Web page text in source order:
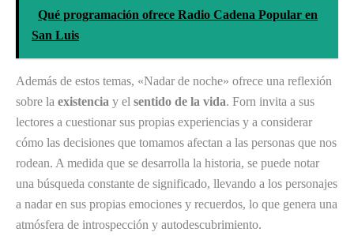
Qué programación ofrece Radio Cadena Popular en
San Luis
Además de estos temas, «Nadar de noche» ofrece una reflexión
sobre la existencia y el sentido de la vida. Forn invita a sus
lectores a cuestionar sus propias experiencias y a considerar
cómo las decisiones que tomamos afectan a las personas que nos
rodean. A medida que se desarrolla la historia, se puede notar
una búsqueda constante de significado, llevando a los personajes
a nadar en sus propias emociones y recuerdos, lo que genera una
atmósfera de introspección y autodescubrimiento.